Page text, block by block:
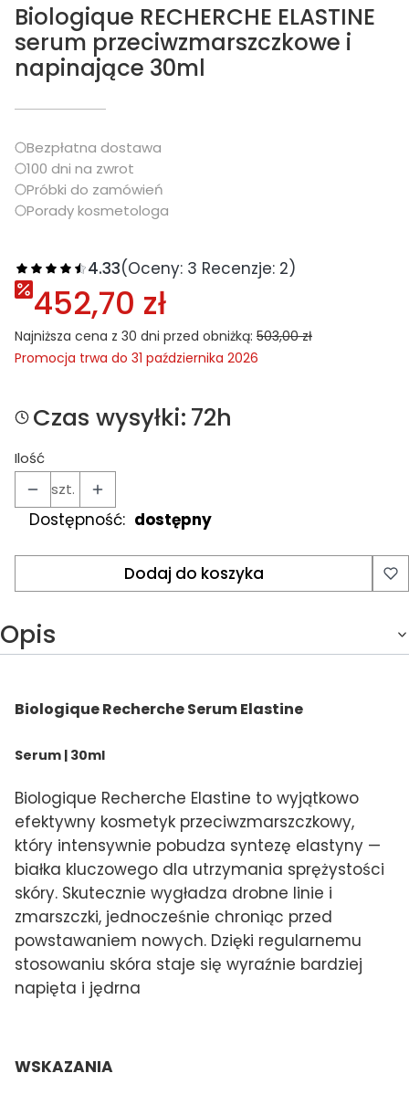
Biologique RECHERCHE ELASTINE
serum przeciwzmarszczkowe i
napinające 30ml
Bezpłatna dostawa
100 dni na zwrot
Próbki do zamówień
Porady kosmetologa
4.33(Oceny: 3 Recenzje: 2)
452,70 zł
Najniższa cena z 30 dni przed obniżką: 503,00 zł
Promocja trwa do 31 października 2026
Czas wysyłki:72h
Ilość
szt.
Dostępność: dostępny
Dodaj do koszyka
Opis
Biologique Recherche Serum Elastine
Serum | 30ml
Biologique Recherche Elastine to wyjątkowo
efektywny kosmetyk przeciwzmarszczkowy,
który intensywnie pobudza syntezę elastyny —
białka kluczowego dla utrzymania sprężystości
skóry. Skutecznie wygładza drobne linie i
zmarszczki, jednocześnie chroniąc przed
powstawaniem nowych. Dzięki regularnemu
stosowaniu skóra staje się wyraźnie bardziej
napięta i jędrna
WSKAZANIA